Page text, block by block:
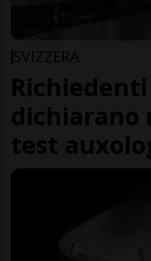
SVIZZERA
dichiarano
test